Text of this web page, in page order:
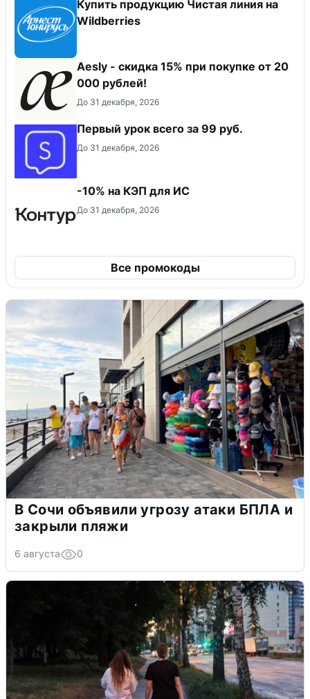
Купить продукцию Чистая линия на
Wildberries
Aesly - скидка 15% при покупке от 20
000 рублей!
До 31 декабря, 2026
Первый урок всего за 99 руб.
До 31 декабря, 2026
-10% на КЭП для ИС
До 31 декабря, 2026
Все промокоды
В Сочи объявили угрозу атаки БПЛА и
закрыли пляжи
6 августа 0